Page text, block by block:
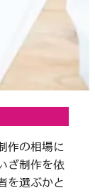
作の相場に
ざ制作を依
を選ぶかと